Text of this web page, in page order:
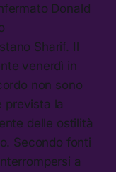
Donald
Sharif. Il
venerdì in
non sono
prevista la
delle ostilità
Secondo fonti
a